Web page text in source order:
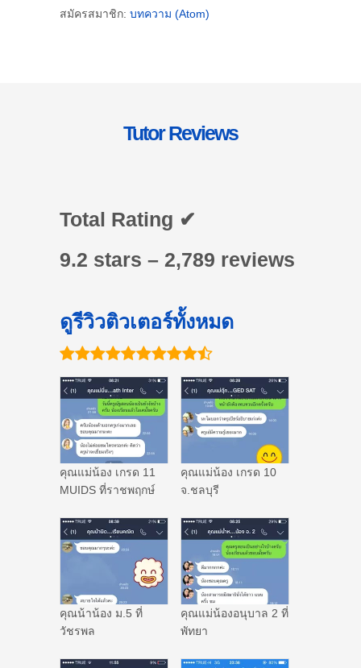
สมัครสมาชิก: บทความ (Atom)
Tutor Reviews
Total Rating ✔
9.2 stars – 2,789 reviews
ดูรีวิวติวเตอร์ทั้งหมด
คุณแม่น้อง เกรด 11
MUIDS ที่ราชพฤกษ์
คุณแม่น้อง เกรด 10
จ.ชลบุรี
คุณน้าน้อง ม.5 ที่
วัชรพล
คุณแม่น้องอนุบาล 2 ที่
พัทยา